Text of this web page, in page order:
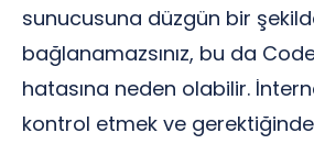
sunucusuna düzgün bir
bağlanamazsınız, bu da
hatasına neden olabilir.
kontrol etmek ve